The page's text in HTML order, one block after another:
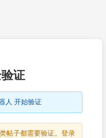
验证
人 开始验证
帖子都需要验证。登录